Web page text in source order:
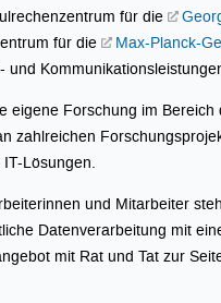
für die
für die
Max-Planck-
und
eigene Forschung im
zahlreichen
Lösungen.
und Mitarbeiter
Datenverarbeitung mit
mit Rat und Tat zur